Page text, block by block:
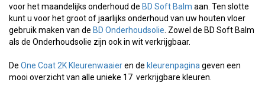
voor het maandelijks onderhoud de BD Soft Balm aan. Ten slotte
kunt u voor het groot of jaarlijks onderhoud van uw houten vloer
gebruik maken van de BD Onderhoudsolie . Zowel de BD Soft Balm
als de Onderhoudsolie zijn ook in wit verkrijgbaar.
De One Coat 2K Kleurenwaaieren de kleurenpagina geven een
mooi overzicht van alle unieke 17 verkrijgbare kleuren.